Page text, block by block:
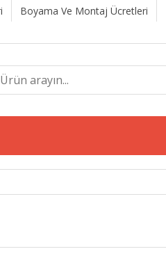
Boyama Ve Montaj Ücretleri